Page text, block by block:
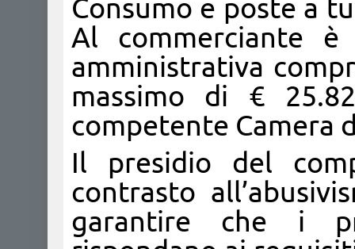
Consumo e poste a
Al commerciante è
amministrativa
massimo di €
competente Camera
Il presidio del
contrasto
garantire che i